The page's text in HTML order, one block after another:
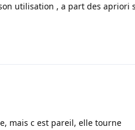
utilisation , a part des apriori
mais c est pareil, elle tourne